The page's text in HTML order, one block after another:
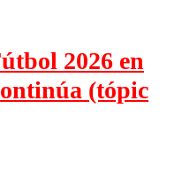
2026 en
(tópic